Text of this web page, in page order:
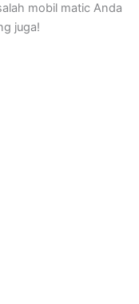
mobil matic Anda
juga!